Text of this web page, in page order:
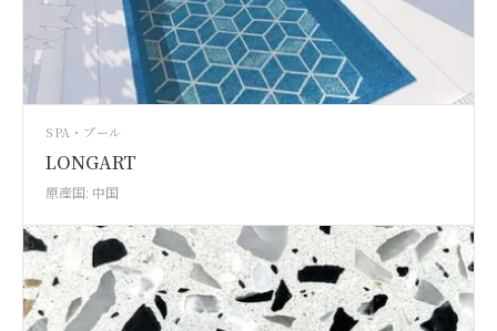
SPA・プール
LONGART
原産国: 中国